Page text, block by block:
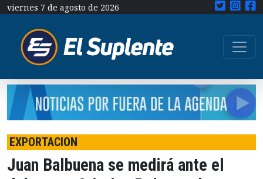
viernes 7 de agosto de 2026
EXPORTACION
Juan Balbuena se medirá ante el